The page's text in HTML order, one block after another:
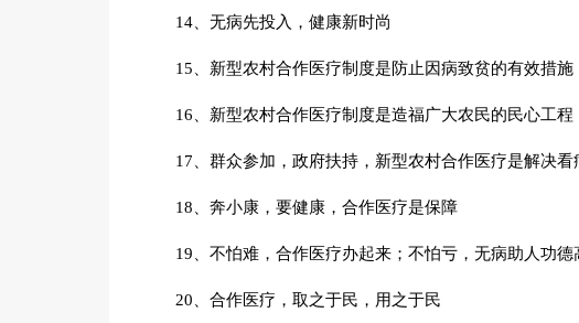
14、无病先投入，健康新时尚
15、新型农村合作医疗制度是防止因病致贫的有效措施
16、新型农村合作医疗制度是造福广大农民的民心工程
17、群众参加，政府扶持，新型农村合作医疗是解决看
18、奔小康，要健康，合作医疗是保障
19、不怕难，合作医疗办起来；不怕亏，无病助人功德
20、合作医疗，取之于民，用之于民